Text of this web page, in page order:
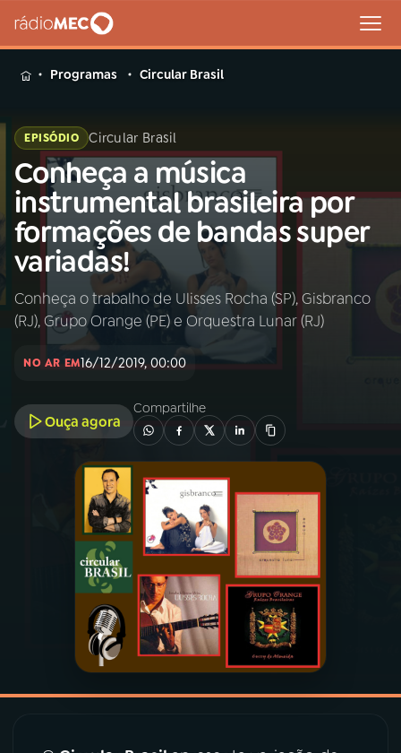
MENU
Buscar
na
Rádio
MEC
Buscar
Início
01INÍCIO
PROGRAMAÇÃO
PROGRAMAS
PODCASTS
VIDEOCASTS
Programas Circular Brasil
EPISÓDIO Circular Brasil
Conheça a música
instrumental brasileira por
formações de bandas super
variadas!
Conheça o trabalho de Ulisses Rocha (SP), Gisbranco
(RJ), Grupo Orange (PE) e Orquestra Lunar (RJ)
NO AR EM16/12/2019, 00:00
Ouça agora
Compartilhe